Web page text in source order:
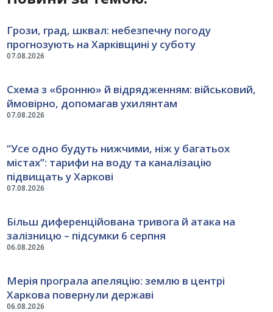
07.08.2026
Грози, град, шквал: небезпечну погоду
прогнозують на Харківщині у суботу
07.08.2026
Схема з «бронню» й відрядженням: військовий,
ймовірно, допомагав ухилянтам
07.08.2026
“Усе одно будуть нижчими, ніж у багатьох
містах”: тарифи на воду та каналізацію
підвищать у Харкові
06.08.2026
Більш диференційована тривога й атака на
залізницю – підсумки 6 серпня
06.08.2026
Мерія програла апеляцію: землю в центрі
Харкова повернули державі